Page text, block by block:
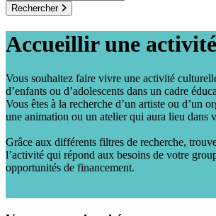
Rechercher
Accueillir une activité
Vous souhaitez faire vivre une activité
d’enfants ou d’adolescents dans un cadre
Vous êtes à la recherche d’un artiste ou d’un
une animation ou un atelier qui aura lieu dans
Grâce aux différents filtres de recherche,
l’activité qui répond aux besoins de votre
opportunités de financement.